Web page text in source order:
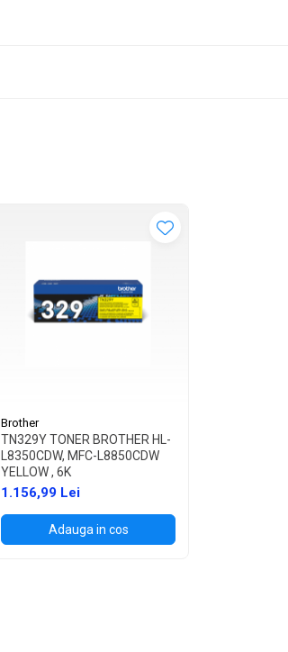
Brother
TN329Y TONER BROTHER HL-
L8350CDW, MFC-L8850CDW
YELLOW , 6K
1.156,99 Lei
Adauga in cos